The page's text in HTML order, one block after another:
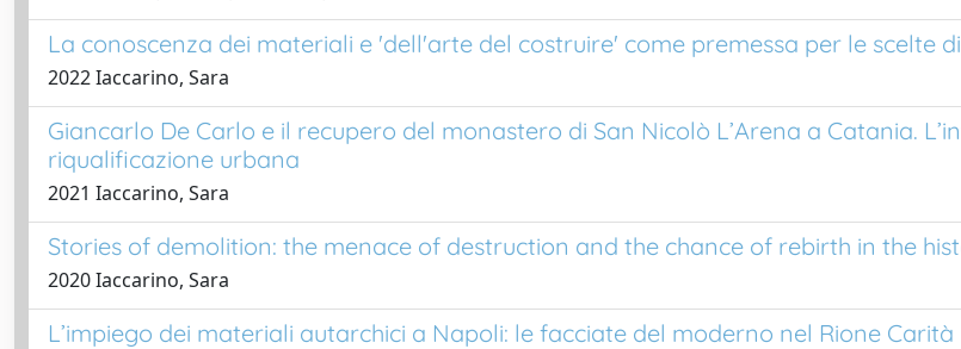
La conoscenza dei materiali e 'dell'arte del costruire' come premessa per le scelte
2022 Iaccarino, Sara
Giancarlo De Carlo e il recupero del monastero di San Nicolò L’Arena a Catania.
riqualificazione urbana
2021 Iaccarino, Sara
Stories of demolition: the menace of destruction and the chance of rebirth in the
2020 Iaccarino, Sara
L’impiego dei materiali autarchici a Napoli: le facciate del moderno nel Rione Carità